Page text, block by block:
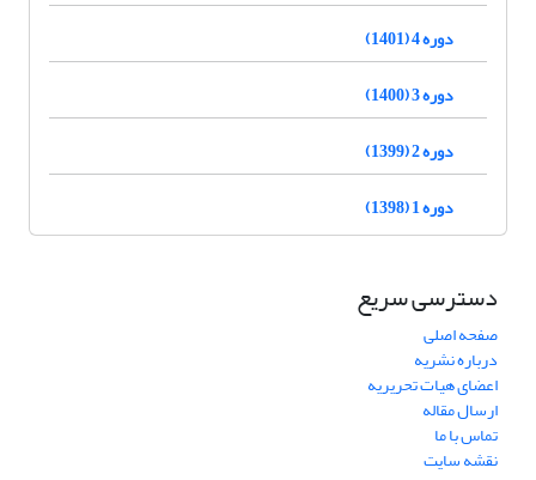
دوره 4 (1401)
دوره 3 (1400)
دوره 2 (1399)
دوره 1 (1398)
دسترسی سریع
صفحه اصلی
درباره نشریه
اعضای هیات تحریریه
ارسال مقاله
تماس با ما
نقشه سایت